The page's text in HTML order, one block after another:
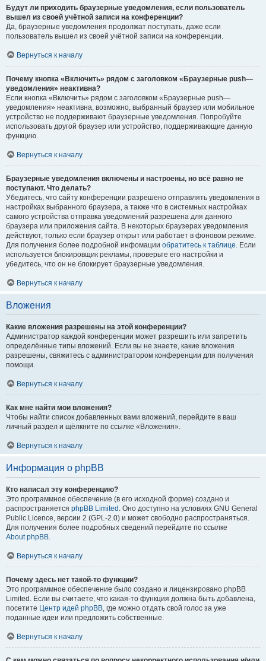
Будут ли приходить браузерные уведомления, если пользователь
вышел из своей учётной записи на конференции?
Да, браузерные уведомления продолжат поступать, даже если
пользователь вышел из своей учётной записи на конференции.
Вернуться к началу
Почему кнопка «Включить» рядом с заголовком «Браузерные push—
уведомления» неактивна?
Если кнопка «Включить» рядом с заголовком «Браузерные push—
уведомления» неактивна, возможно, выбранный браузер или мобильное
устройство не поддерживают браузерные уведомления. Попробуйте
использовать другой браузер или устройство, поддерживающие данную
функцию.
Вернуться к началу
Браузерные уведомления включены и настроены, но всё равно не
поступают. Что делать?
Убедитесь, что сайту конференции разрешено отправлять уведомления в
настройках выбранного браузера, а также что в системных настройках
самого устройства отправка уведомлений разрешена для данного
браузера или приложения сайта. В некоторых браузерах уведомления
действуют, только если браузер открыт или работает в фоновом режиме.
Для получения более подробной инфомации обратитесь к таблице. Если
используется блокировщик рекламы, проверьте его настройки и
убедитесь, что он не блокирует браузерные уведомления.
Вернуться к началу
Вложения
Какие вложения разрешены на этой конференции?
Администратор каждой конференции может разрешить или запретить
определённые типы вложений. Если вы не знаете, какие вложения
разрешены, свяжитесь с администратором конференции для получения
помощи.
Вернуться к началу
Как мне найти мои вложения?
Чтобы найти список добавленных вами вложений, перейдите в ваш
личный раздел и щёлкните по ссылке «Вложения».
Вернуться к началу
Информация о phpBB
Кто написал эту конференцию?
Это программное обеспечение (в его исходной форме) создано и
распространяется phpBB Limited . Оно доступно на условиях GNU General
Public Licence, версии 2 (GPL-2.0) и может свободно распространяться.
Для получения более подробных сведений перейдите по ссылке
About phpBB.
Вернуться к началу
Почему здесь нет такой-то функции?
Это программное обеспечение было создано и лицензировано phpBB
Limited. Если вы считаете, что какая-то функция должна быть добавлена,
посетите Центр идей phpBB, где можно отдать свой голос за уже
поданные идеи или предложить собственные.
Вернуться к началу